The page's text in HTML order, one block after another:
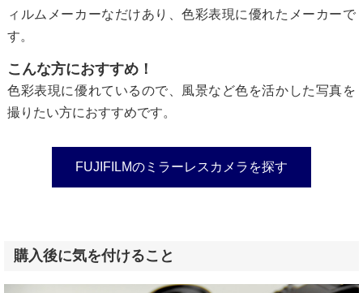
ィルムメーカーなだけあり、色彩表現に優れたメーカーで
す。
こんな方におすすめ！
色彩表現に優れているので、風景など色を活かした写真を
撮りたい方におすすめです。
FUJIFILMのミラーレスカメラを探す
購入後に気を付けること